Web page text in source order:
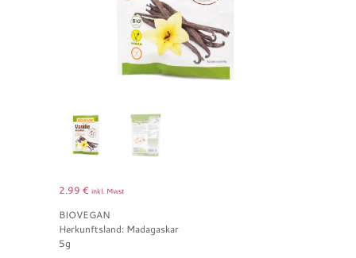
2.99 € inkl. Mwst
BIOVEGAN
Herkunftsland: Madagaskar
5g